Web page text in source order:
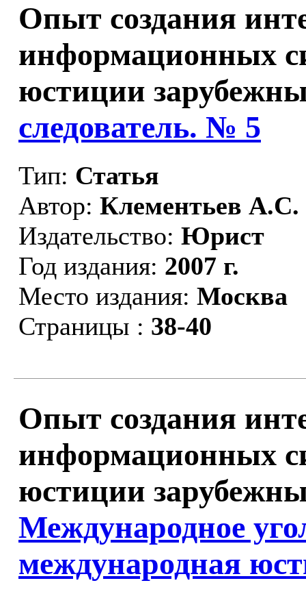
Опыт создания
информационных
юстиции
следователь. № 5
Тип: Статья
Автор: Клементьев А.С.
Издательство: Юрист
Год издания: 2007 г.
Место издания: Москва
Страницы : 38-40
Опыт создания
информационных
юстиции
Международное
международная